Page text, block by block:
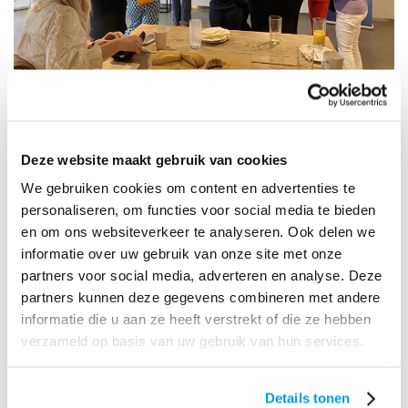
Deze website maakt gebruik van cookies
We gebruiken cookies om content en advertenties te
personaliseren, om functies voor social media te bieden
en om ons websiteverkeer te analyseren. Ook delen we
informatie over uw gebruik van onze site met onze
partners voor social media, adverteren en analyse. Deze
partners kunnen deze gegevens combineren met andere
informatie die u aan ze heeft verstrekt of die ze hebben
verzameld op basis van uw gebruik van hun services.
Details tonen